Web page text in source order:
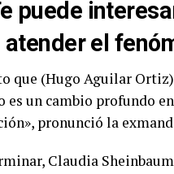
puede
atender el
que (Hugo Aguilar
es un cambio profundo
pronunció la
Claudia